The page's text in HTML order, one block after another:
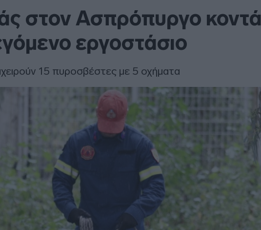
στον Ασπρόπυργο κοντά
εργοστάσιο
15 πυροσβέστες με 5 οχήματα